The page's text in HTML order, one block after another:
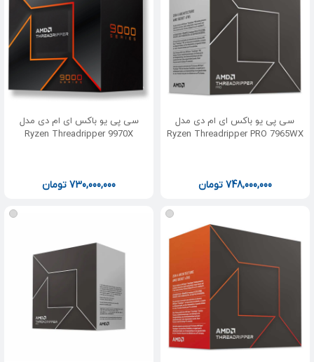
سی پی یو باکس ای ام دی مدل
Ryzen Threadripper PRO 7965WX
748,000,000 تومان
سی پی یو باکس ای ام دی مدل
Ryzen Threadripper 9970X
730,000,000تومان